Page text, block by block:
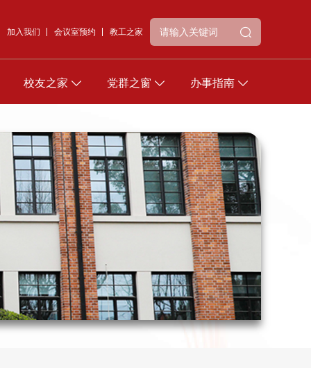
加入我们 会议室预约 教工之家
校友之家 党群之窗 办事指南